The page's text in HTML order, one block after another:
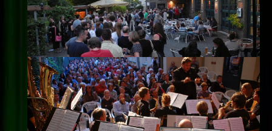
Wetter
Kinogutschein
Konzept
Archiv
Kontakt
Impressum